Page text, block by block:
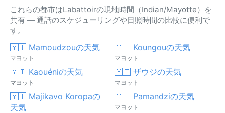
これらの都市はLabattoirの現地時間（Indian/Mayotte）を
共有 — 通話のスケジューリングや日照時間の比較に便利で
す。
🇾🇹 Mamoudzouの天気
マヨット
🇾🇹 Koungouの天気
マヨット
🇾🇹 Kaouéniの天気
マヨット
🇾🇹 ザウジの天気
マヨット
🇾🇹 Majikavo Koropaの
天気
🇾🇹 Pamandziの天気
マヨット